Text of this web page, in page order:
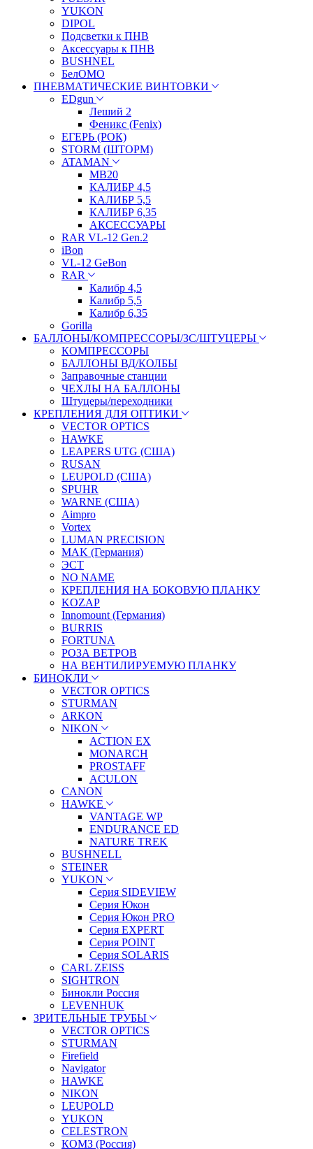
YUKON
DIPOL
Подсветки к ПНВ
Аксессуары к ПНВ
BUSHNEL
БелОМО
ПНЕВМАТИЧЕСКИЕ ВИНТОВКИ
EDgun
Леший 2
Феникс (Fenix)
ЕГЕРЬ (РОК)
STORM (ШТОРМ)
ATAMAN
МВ20
КАЛИБР 4,5
КАЛИБР 5,5
КАЛИБР 6,35
АКСЕССУАРЫ
RAR VL-12 Gen.2
iBon
VL-12 GeBon
RAR
Калибр 4,5
Калибр 5,5
Калибр 6,35
Gorilla
БАЛЛОНЫ/КОМПРЕССОРЫ/ЗС/ШТУЦЕРЫ
КОМПРЕССОРЫ
БАЛЛОНЫ ВД/КОЛБЫ
Заправочные станции
ЧЕХЛЫ НА БАЛЛОНЫ
Штуцеры/переходники
КРЕПЛЕНИЯ ДЛЯ ОПТИКИ
VECTOR OPTICS
HAWKE
LEAPERS UTG (США)
RUSAN
LEUPOLD (США)
SPUHR
WARNE (США)
Aimpro
Vortex
LUMAN PRECISION
MAK (Германия)
ЭСТ
NO NAME
КРЕПЛЕНИЯ НА БОКОВУЮ ПЛАНКУ
KOZAP
Innomount (Германия)
BURRIS
FORTUNA
РОЗА ВЕТРОВ
НА ВЕНТИЛИРУЕМУЮ ПЛАНКУ
БИНОКЛИ
VECTOR OPTICS
STURMAN
ARKON
NIKON
ACTION EX
MONARCH
PROSTAFF
ACULON
CANON
HAWKE
VANTAGE WP
ENDURANCE ED
NATURE TREK
BUSHNELL
STEINER
YUKON
Серия SIDEVIEW
Серия Юкон
Серия Юкон PRO
Серия EXPERT
Серия POINT
Серия SOLARIS
CARL ZEISS
SIGHTRON
Бинокли Россия
LEVENHUK
ЗРИТЕЛЬНЫЕ ТРУБЫ
VECTOR OPTICS
STURMAN
Firefield
Navigator
HAWKE
NIKON
LEUPOLD
YUKON
CELESTRON
КОМЗ (Россия)